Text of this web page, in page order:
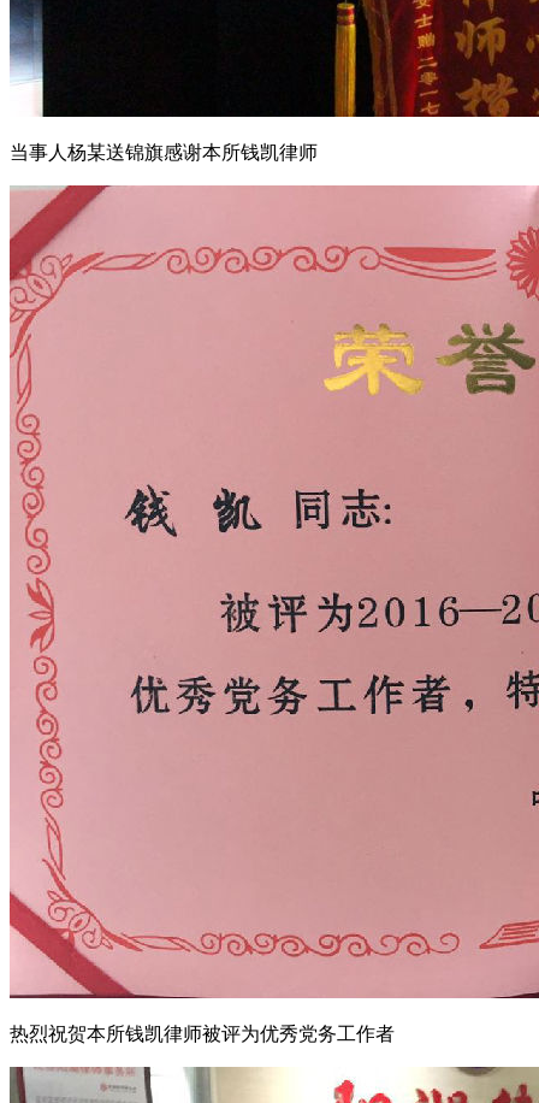
当事人杨某送锦旗感谢本所钱凯律师
热烈祝贺本所钱凯律师被评为优秀党务工作者